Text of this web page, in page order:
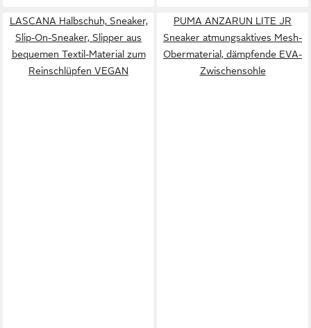
LASCANA Halbschuh, Sneaker,
Slip-On-Sneaker, Slipper aus
bequemen Textil-Material zum
Reinschlüpfen VEGAN
PUMA ANZARUN LITE JR
Sneaker atmungsaktives Mesh-
Obermaterial, dämpfende EVA-
Zwischensohle